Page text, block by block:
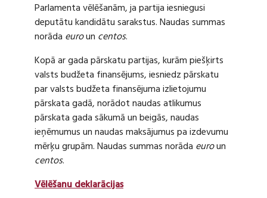
Parlamenta vēlēšanām, ja partija iesniegusi
deputātu kandidātu sarakstus. Naudas summas
norāda euroun centos.
Kopā ar gada pārskatu partijas, kurām piešķirts
valsts budžeta finansējums, iesniedz pārskatu
par valsts budžeta finansējuma izlietojumu
pārskata gadā, norādot naudas atlikumus
pārskata gada sākumā un beigās, naudas
ieņēmumus un naudas maksājumus pa izdevumu
mērķu grupām. Naudas summas norāda euroun
centos.
Vēlēšanu deklarācijas